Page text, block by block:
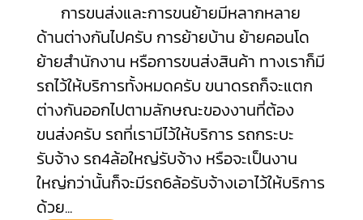
การขนส่งและการขนย้ายมีหลากหลาย
ด้านต่างกันไปครับ การย้ายบ้าน ย้ายคอนโด
ย้ายสำนักงาน หรือการขนส่งสินค้า ทางเราก็มี
รถไว้ให้บริการทั้งหมดครับ ขนาดรถก็จะแตก
ต่างกันออกไปตามลักษณะของงานที่ต้อง
ขนส่งครับ รถที่เรามีไว้ให้บริการ รถกระบะ
รับจ้าง รถ4ล้อใหญ่รับจ้าง หรือจะเป็นงาน
ใหญ่กว่านั้นก็จะมีรถ6ล้อรับจ้างเอาไว้ให้บริการ
ด้วย...